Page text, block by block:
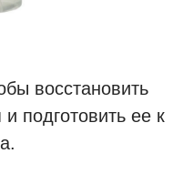
восстановить
подготовить ее к